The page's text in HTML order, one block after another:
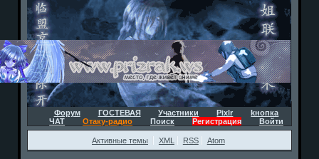
Форум ГОСТЕВАЯ Участники Pixlr
kнопка
ЧАТ
Отаку-радио Поиск Регистрация Войти
Активные темы XML RSS Atom